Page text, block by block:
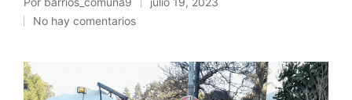
Publicado
por
No hay comentarios